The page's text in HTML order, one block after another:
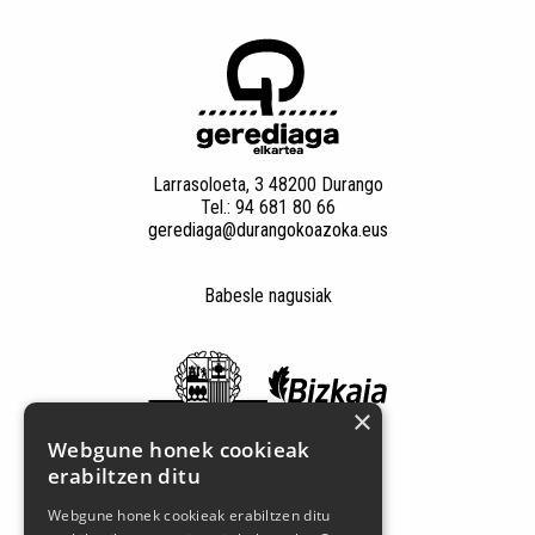
Larrasoloeta, 3 48200 Durango
Tel.: 94 681 80 66
gerediaga@durangokoazoka.eus
Babesle nagusiak
Jarrai gaitzazu sare sozialetan
×
Webgune honek cookieak
erabiltzen ditu
Webgune honek cookieak erabiltzen ditu